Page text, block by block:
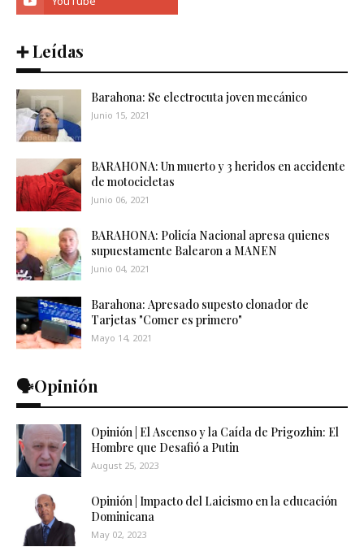
➕ Leídas
Barahona: Se electrocuta joven mecánico
Junio 15, 2021
BARAHONA: Un muerto y 3 heridos en accidente
de motocicletas
Junio 06, 2021
BARAHONA: Policía Nacional apresa quienes
supuestamente Balearon a MANEN
Junio 04, 2021
Barahona: Apresado supesto clonador de
Tarjetas "Comer es primero"
Mayo 14, 2021
🗣️Opinión
Opinión | El Ascenso y la Caída de Prigozhin: El
Hombre que Desafió a Putin
August 25, 2023
Opinión | Impacto del Laicismo en la educación
Dominicana
May 02, 2023